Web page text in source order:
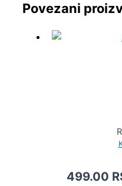
Povezani
499.00